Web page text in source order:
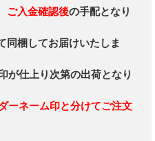
ご入金確認後の手配となり
同梱してお届けいたしま
が仕上り次第の出荷となり
ーネーム印と分けてご注文